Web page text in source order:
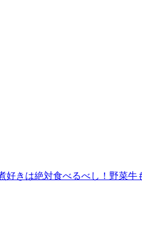
好きは絶対食べるべし！野菜